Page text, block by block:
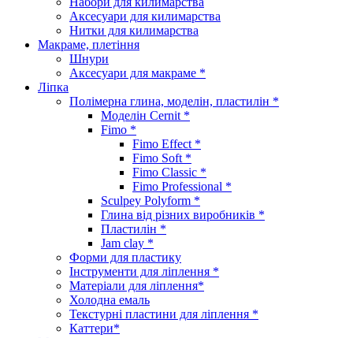
Аксесуари для килимарства
Нитки для килимарства
Макраме, плетіння
Шнури
Аксесуари для макраме *
Ліпка
Полімерна глина, моделін, пластилін *
Моделін Cernit *
Fimo *
Fimo Effect *
Fimo Soft *
Fimo Classic *
Fimo Professional *
Sculpey Polyform *
Глина від різних виробників *
Пластилін *
Jam clay *
Форми для пластику
Інструменти для ліплення *
Матеріали для ліплення*
Холодна емаль
Текстурні пластини для ліплення *
Каттери*